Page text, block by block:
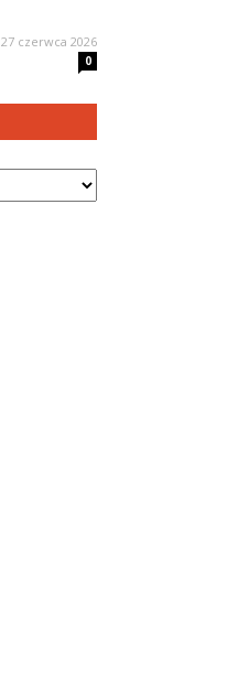
27 czerwca 2026
0